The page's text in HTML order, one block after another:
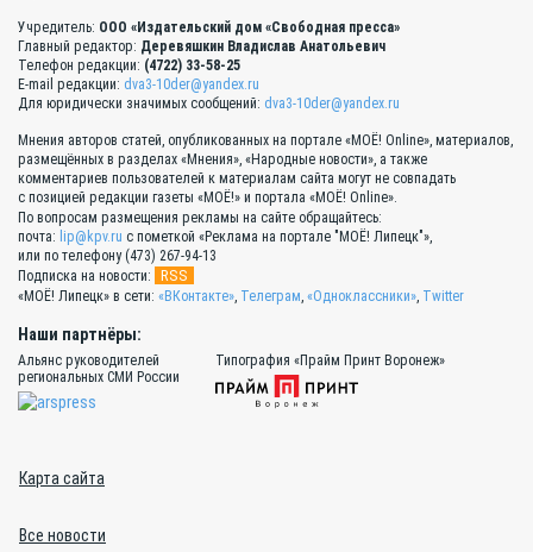
Учредитель: ООО «Издательский дом «Свободная пресса»
Главный редактор: Деревяшкин Владислав Анатольевич
Телефон редакции: (4722) 33-58-25
E-mail редакции: dva3-10der@yandex.ru
Для юридически значимых сообщений: dva3-10der@yandex.ru
Мнения авторов статей, опубликованных на портале «МОЁ! Online», материалов,
размещённых в разделах «Мнения», «Народные новости», а также
комментариев пользователей к материалам сайта могут не совпадать
с позицией редакции газеты «МОЁ!» и портала «МОЁ! Online».
По вопросам размещения рекламы на сайте обращайтесь:
почта: lip@kpv.ru с пометкой «Реклама на портале "МОЁ! Липецк"»,
или по телефону (473) 267-94-13
Подписка на новости:
RSS
«МОЁ! Липецк» в сети: «ВКонтакте», Телеграм, «Одноклассники», Twitter
Наши партнёры:
Альянс руководителей
региональных СМИ России
Типография «Прайм Принт Воронеж»
Карта сайта
Все новости